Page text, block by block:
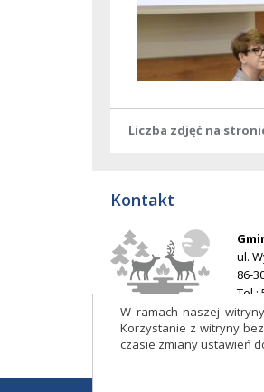
W ramach naszej
Korzystanie z witryny
czasie zmiany ustawień
Liczba zdjęć na
Kontakt
ul.
86-
Tel.:
E-